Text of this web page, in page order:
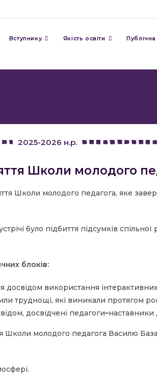
Вступнику Якість освіти
2025-2026 н.р.
Школи молодого
Школи молодого педагога, яке
було підбиття підсумків
блоків:
досвідом використання
труднощі, які виникали протягом
досвідчені педагоги–наставники
Школи молодого педагога Василю